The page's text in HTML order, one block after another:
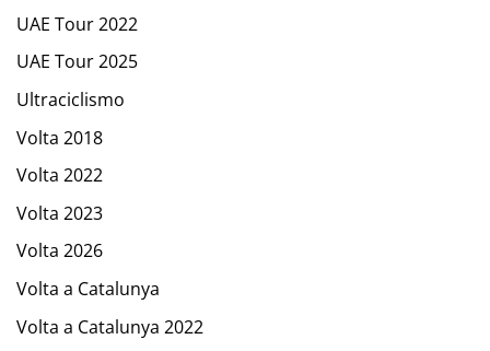
UAE Tour 2022
UAE Tour 2025
Ultraciclismo
Volta 2018
Volta 2022
Volta 2023
Volta 2026
Volta a Catalunya
Volta a Catalunya 2022